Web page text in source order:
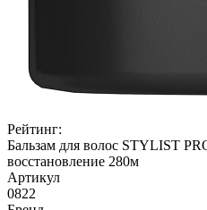
Рейтинг:
Бальзам для волос STYLIST
восстановление 280м
Артикул
0822